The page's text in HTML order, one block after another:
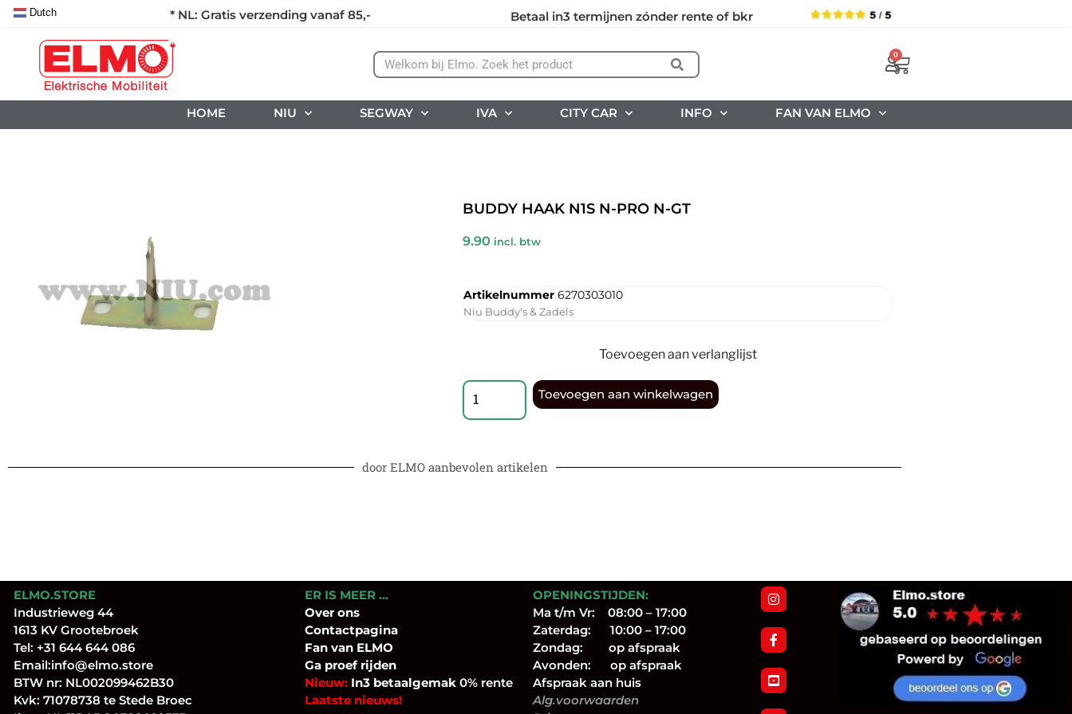
* NL: Gratis verzending vanaf 85,- Betaal in3 termijnen zónder rente of bkr
Dutch
0
HOME NIU SEGWAY IVA CITY CAR INFO FAN VAN ELMO
BUDDY HAAK N1S N-PRO N-GT
9.90 incl. btw
Artikelnummer 6270303010
Niu Buddy's & Zadels
Toevoegen aan verlanglijst
Toevoegen aan winkelwagen
door ELMO aanbevolen artikelen
ELMO.STORE
Industrieweg 44
1613 KV Grootebroek
Tel: +31 644 644 086
Email:info@elmo.store
BTW nr: NL002099462B30
Kvk: 71078738 te Stede Broec
ER IS MEER …
Over ons
Contactpagina
Fanvan ELMO
Ga proef rijden
Nieuw:In3 betaalgemak 0% rente
Laatste nieuws!
OPENINGSTIJDEN:
Ma t/m Vr: 08:00 – 17:00
Zaterdag: 10:00 – 17:00
Zondag: op afspraak
Avonden: op afspraak
Afspraak aan huis
Alg.voorwaarden